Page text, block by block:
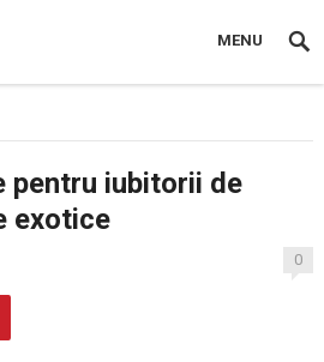
MENU
pentru iubitorii de
exotice
0